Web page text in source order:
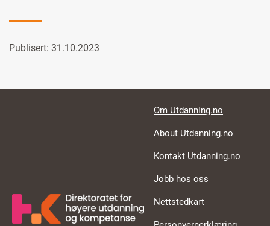
Publisert: 31.10.2023
Footer links
Om Utdanning.no
About Utdanning.no
Kontakt Utdanning.no
Jobb hos oss
Nettstedkart